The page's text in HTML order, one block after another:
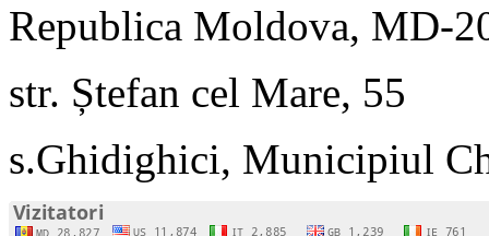
Republica Moldova, MD-
str. Ștefan cel Mare, 55
s.Ghidighici, Municipiul